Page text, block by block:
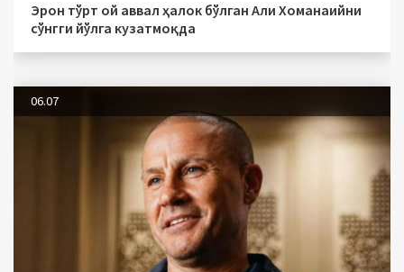
Эрон тўрт ой аввал ҳалок бўлган Али Хоманаийни
сўнгги йўлга кузатмоқда
06.07